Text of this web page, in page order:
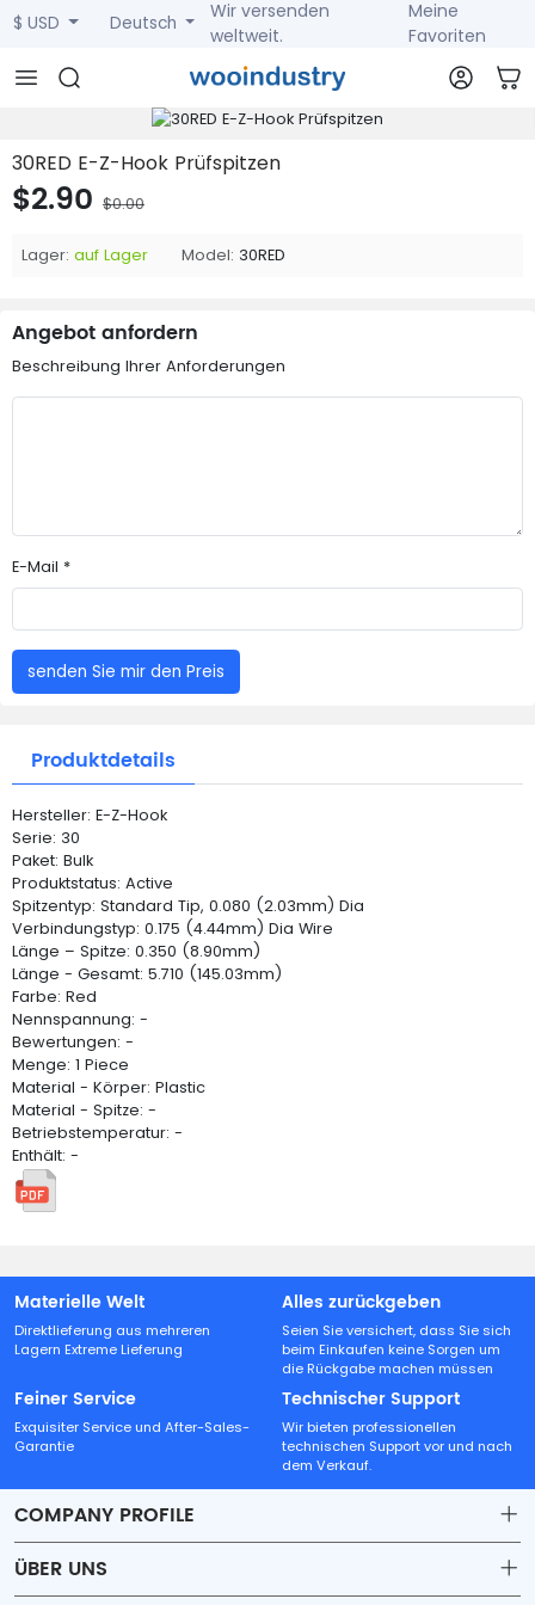
$ USD Deutsch
Wir versenden
weltweit.
Meine
Favoriten
30RED E-Z-Hook Prüfspitzen
$2.90 $0.00
Lager: auf Lager Model: 30RED
Angebot anfordern
Beschreibung Ihrer Anforderungen
E-Mail *
senden Sie mir den Preis
Produktdetails
Hersteller: E-Z-Hook
Serie: 30
Paket: Bulk
Produktstatus: Active
Spitzentyp: Standard Tip, 0.080 (2.03mm) Dia
Verbindungstyp: 0.175 (4.44mm) Dia Wire
Länge – Spitze: 0.350 (8.90mm)
Länge - Gesamt: 5.710 (145.03mm)
Farbe: Red
Nennspannung: -
Bewertungen: -
Menge: 1 Piece
Material - Körper: Plastic
Material - Spitze: -
Betriebstemperatur: -
Enthält: -
Materielle Welt
Direktlieferung aus mehreren
Lagern Extreme Lieferung
Alles zurückgeben
Seien Sie versichert, dass Sie sich
beim Einkaufen keine Sorgen um
die Rückgabe machen müssen
Feiner Service
Exquisiter Service und After-Sales-
Garantie
Technischer Support
Wir bieten professionellen
technischen Support vor und nach
dem Verkauf.
COMPANY PROFILE
ÜBER UNS